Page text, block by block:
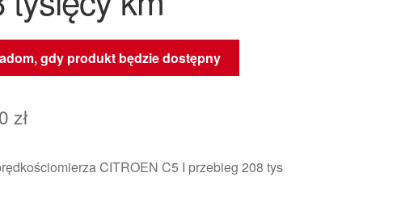
gdy produkt będzie dostępny
zł
CITROEN C5 I przebieg 208 tys